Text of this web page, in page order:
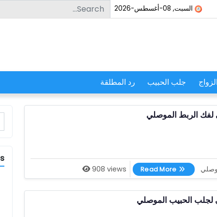
السبت, 08-أغسطس-2026 Search for:
جلب الحبيب رد المطلقة
الربط الموصلي
908 views Read More
اقوى شيخ روحاني لفك الربط الموصلي
لجلب الحبيب الموصلي